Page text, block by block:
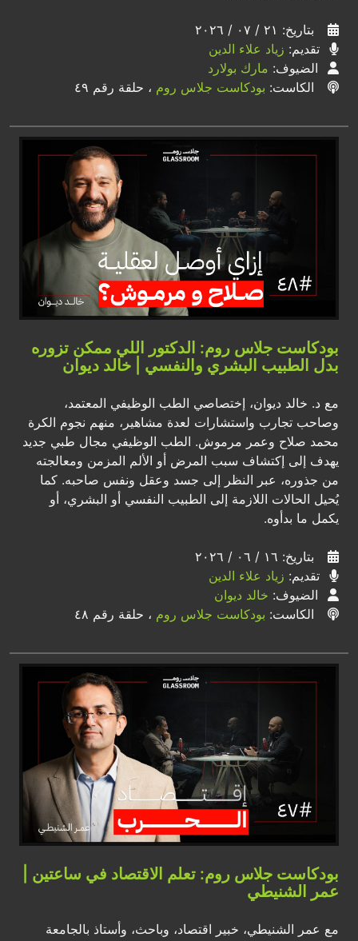
بتاريخ: ٢١ / ٠٧ / ٢٠٢٦
تقديم: زياد علاء الدين
الضيوف: مارك بولارد
الكاست: بودكاست جلاس روم ، حلقة رقم ٤٩
بودكاست جلاس روم: الدكتور اللي ممكن تزوره
بدل الطبيب البشري والنفسي | خالد ديوان
مع د. خالد ديوان، إختصاصي الطب الوظيفي المعتمد،
وصاحب تجارب واستشارات لعدة مشاهير، منهم نجوم الكرة
محمد صلاح وعمر مرموش. الطب الوظيفي مجال طبي جديد
يهدف إلى إكتشاف سبب المرض أو الألم المزمن ومعالجته
من جذوره، عبر النظر إلى جسد وعقل ونفس صاحبه. كما
يُحيل الحالات اللازمة إلى الطبيب النفسي أو البشري، أو
يكمل ما بدأوه.
بتاريخ: ١٦ / ٠٦ / ٢٠٢٦
تقديم: زياد علاء الدين
الضيوف: خالد ديوان
الكاست: بودكاست جلاس روم ، حلقة رقم ٤٨
بودكاست جلاس روم: تعلم الاقتصاد في ساعتين |
عمر الشنيطي
مع عمر الشنيطي، خبير اقتصاد، وباحث، وأستاذ بالجامعة